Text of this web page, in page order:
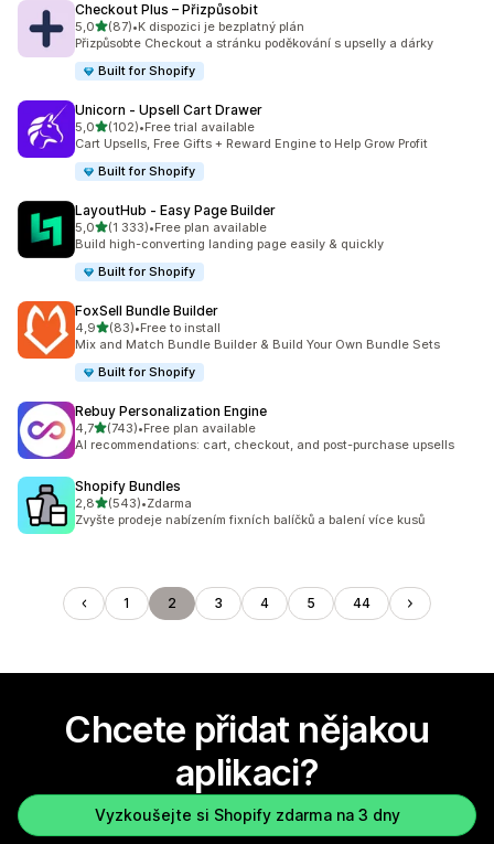
Checkout Plus – Přizpůsobit
5,0z 5 hvězd
(87)
Celkový počet recenzí: 87
•K dispozici je bezplatný plán
Přizpůsobte Checkout a stránku poděkování s upselly a dárky
Built for Shopify
Unicorn ‑ Upsell Cart Drawer
5,0z 5 hvězd
(102)
Celkový počet recenzí: 102
•Free trial available
Cart Upsells, Free Gifts + Reward Engine to Help Grow Profit
Built for Shopify
LayoutHub ‑ Easy Page Builder
5,0z 5 hvězd
(1 333)
Celkový počet recenzí: 1333
•Free plan available
Build high-converting landing page easily & quickly
Built for Shopify
FoxSell Bundle Builder
4,9z 5 hvězd
(83)
Celkový počet recenzí: 83
•Free to install
Mix and Match Bundle Builder & Build Your Own Bundle Sets
Built for Shopify
Rebuy Personalization Engine
4,7z 5 hvězd
(743)
Celkový počet recenzí: 743
•Free plan available
AI recommendations: cart, checkout, and post-purchase upsells
Shopify Bundles
2,8z 5 hvězd
(543)
Celkový počet recenzí: 543
•Zdarma
Zvyšte prodeje nabízením fixních balíčků a balení více kusů
1 2 3 4 5 44
Chcete přidat nějakou
aplikaci?
Vyzkoušejte si Shopify zdarma na 3 dny